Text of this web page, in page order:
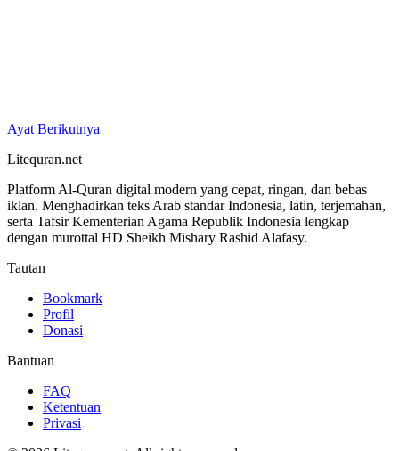
Ayat Berikutnya
Litequran.net
Platform Al-Quran digital modern yang cepat, ringan, dan bebas
iklan. Menghadirkan teks Arab standar Indonesia, latin, terjemahan,
serta Tafsir Kementerian Agama Republik Indonesia lengkap
dengan murottal HD Sheikh Mishary Rashid Alafasy.
Tautan
Bookmark
Profil
Donasi
Bantuan
FAQ
Ketentuan
Privasi